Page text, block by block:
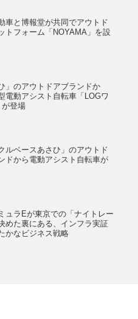
車と博報堂が共同でアウトド
トフォーム「NOYAMA」を設
」のアウトドアブランドか
電動アシスト自転車「LOGワ
が登場
ルベースあさひ」のアウトド
ドから電動アシスト自転車が
ュラEが東京での「ナイトレー
めた裏にある、インフラ実証
かなビジネス戦略